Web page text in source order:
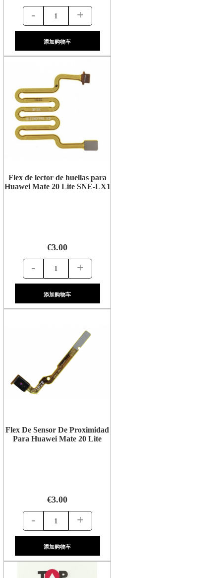
- +
添加购物车
Flex de lector de huellas para
Huawei Mate 20 Lite SNE-LX1
€3.00
- +
添加购物车
Flex De Sensor De Proximidad
Para Huawei Mate 20 Lite
€3.00
- +
添加购物车